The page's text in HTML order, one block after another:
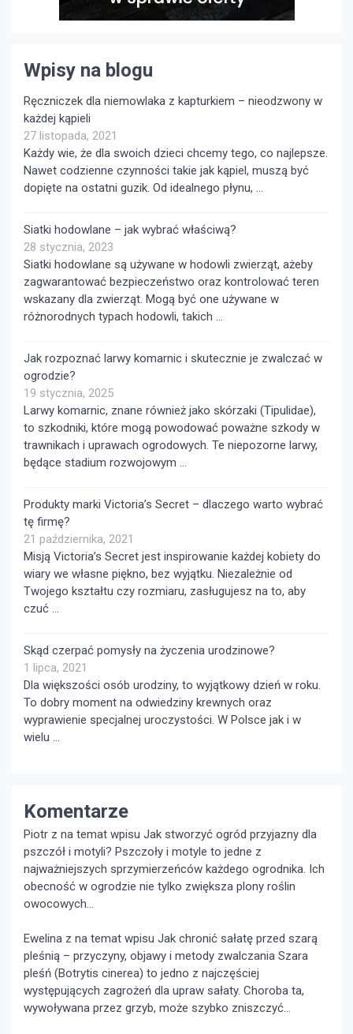
Wpisy na blogu
Ręczniczek dla niemowlaka z kapturkiem – nieodzwony w
każdej kąpieli
27 listopada, 2021
Każdy wie, że dla swoich dzieci chcemy tego, co najlepsze.
Nawet codzienne czynności takie jak kąpiel, muszą być
dopięte na ostatni guzik. Od idealnego płynu, …
Siatki hodowlane – jak wybrać właściwą?
28 stycznia, 2023
Siatki hodowlane są używane w hodowli zwierząt, ażeby
zagwarantować bezpieczeństwo oraz kontrolować teren
wskazany dla zwierząt. Mogą być one używane w
różnorodnych typach hodowli, takich …
Jak rozpoznać larwy komarnic i skutecznie je zwalczać w
ogrodzie?
19 stycznia, 2025
Larwy komarnic, znane również jako skórzaki (Tipulidae),
to szkodniki, które mogą powodować poważne szkody w
trawnikach i uprawach ogrodowych. Te niepozorne larwy,
będące stadium rozwojowym …
Produkty marki Victoria’s Secret – dlaczego warto wybrać
tę firmę?
21 października, 2021
Misją Victoria’s Secret jest inspirowanie każdej kobiety do
wiary we własne piękno, bez wyjątku. Niezależnie od
Twojego kształtu czy rozmiaru, zasługujesz na to, aby
czuć …
Skąd czerpać pomysły na życzenia urodzinowe?
1 lipca, 2021
Dla większości osób urodziny, to wyjątkowy dzień w roku.
To dobry moment na odwiedziny krewnych oraz
wyprawienie specjalnej uroczystości. W Polsce jak i w
wielu …
Komentarze
Piotr z na temat wpisu Jak stworzyć ogród przyjazny dla
pszczół i motyli? Pszczoły i motyle to jedne z
najważniejszych sprzymierzeńców każdego ogrodnika. Ich
obecność w ogrodzie nie tylko zwiększa plony roślin
owocowych...
Ewelina z na temat wpisu Jak chronić sałatę przed szarą
pleśnią – przyczyny, objawy i metody zwalczania Szara
pleśń (Botrytis cinerea) to jedno z najczęściej
występujących zagrożeń dla upraw sałaty. Choroba ta,
wywoływana przez grzyb, może szybko zniszczyć...